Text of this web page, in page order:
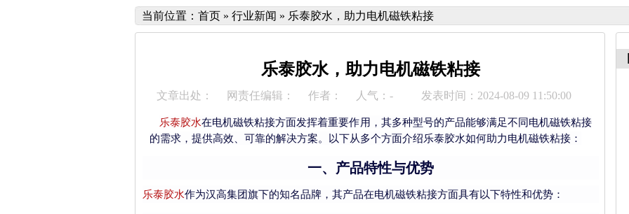
当前位置： 首页 » 行业新闻 » 乐泰胶水，助力电机磁铁粘接
乐泰胶水，助力电机磁铁粘接
文章出处： 网责任编辑： 作者： 人气： - 发表时间：2024-08-09 11:50:00
乐泰胶水在电机磁铁粘接方面发挥着重要作用，其多种型号的产品能够满足不同电机磁铁粘接
的需求，提供高效、可靠的解决方案。以下从多个方面介绍乐泰胶水如何助力电机磁铁粘接：
一、产品特性与优势
乐泰胶水作为汉高集团旗下的知名品牌，其产品在电机磁铁粘接方面具有以下特性和优势：